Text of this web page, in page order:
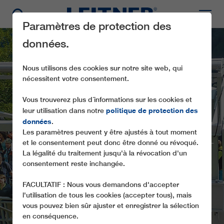
IF186 LÄRCHWAND
LE PLUS GRAND FUNICULAIRE OUVERT
D'EUROPE REMIS À NEUF PAR
Paramètres de protection des
données.
Nous utilisons des cookies sur notre site web, qui
nécessitent votre consentement.
Vous trouverez plus d´informations sur les cookies et
leur utilisation dans notre politique de protection des
données.
Les paramètres peuvent y être ajustés à tout moment
et le consentement peut donc être donné ou révoqué.
La légalité du traitement jusqu'à la révocation d'un
consentement reste inchangée.
FACULTATIF : Nous vous demandons d'accepter
l'utilisation de tous les cookies (accepter tous), mais
vous pouvez bien sûr ajuster et enregistrer la sélection
en conséquence.